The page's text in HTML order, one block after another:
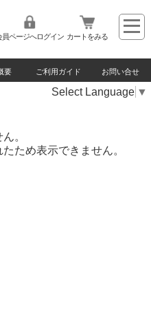
員ページへログイン カートをみる
要 ご利用ガイド お問い合せ
Select Language ▼
。
ため表示できません。